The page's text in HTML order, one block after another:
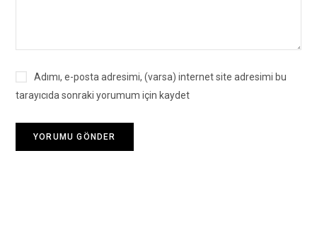
Adımı, e-posta adresimi, (varsa) internet site adresimi bu
tarayıcıda sonraki yorumum için kaydet